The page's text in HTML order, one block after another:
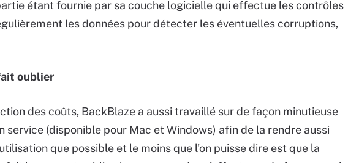
étant fournie par sa couche logicielle qui effectue les contrôles
les données pour détecter les éventuelles corruptions,
oublier
des coûts, BackBlaze a aussi travaillé sur de façon minutieuse
service (disponible pour Mac et Windows) afin de la rendre aussi
que possible et le moins que l'on puisse dire est que la